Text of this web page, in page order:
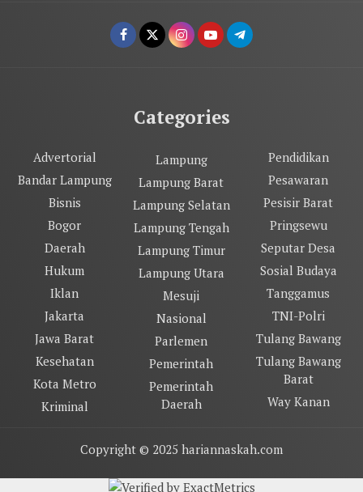
Categories
Advertorial
Bandar Lampung
Bisnis
Bogor
Daerah
Hukum
Iklan
Jakarta
Jawa Barat
Kesehatan
Kota Metro
Kriminal
Lampung
Lampung Barat
Lampung Selatan
Lampung Tengah
Lampung Timur
Lampung Utara
Mesuji
Nasional
Parlemen
Pemerintah
Pemerintah
Daerah
Pendidikan
Pesawaran
Pesisir Barat
Pringsewu
Seputar Desa
Sosial Budaya
Tanggamus
TNI-Polri
Tulang Bawang
Tulang Bawang
Barat
Way Kanan
Copyright © 2025 hariannaskah.com